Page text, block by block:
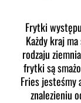
Frytki
Każdy kraj
rodzaju
frytki są
Fries jesteśmy
znalezieniu